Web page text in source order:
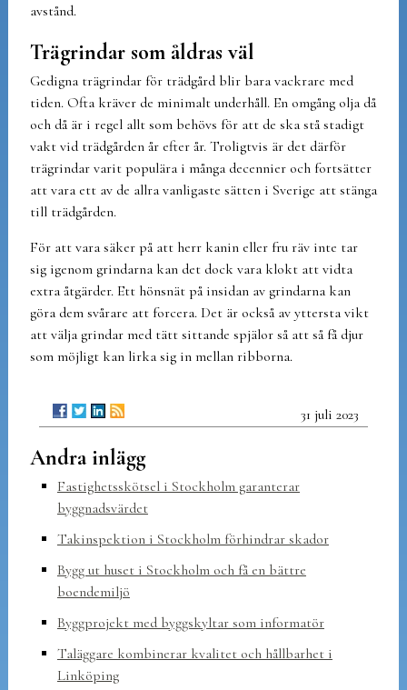
avstånd.
Trägrindar som åldras väl
Gedigna trägrindar för trädgård blir bara vackrare med
tiden. Ofta kräver de minimalt underhåll. En omgång olja då
och då är i regel allt som behövs för att de ska stå stadigt
vakt vid trädgården år efter år. Troligtvis är det därför
trägrindar varit populära i många decennier och fortsätter
att vara ett av de allra vanligaste sätten i Sverige att stänga
till trädgården.
För att vara säker på att herr kanin eller fru räv inte tar
sig igenom grindarna kan det dock vara klokt att vidta
extra åtgärder. Ett hönsnät på insidan av grindarna kan
göra dem svårare att forcera. Det är också av yttersta vikt
att välja grindar med tätt sittande spjälor så att så få djur
som möjligt kan lirka sig in mellan ribborna.
31 juli 2023
Andra inlägg
Fastighetsskötsel i Stockholm garanterar
byggnadsvärdet
Takinspektion i Stockholm förhindrar skador
Bygg ut huset i Stockholm och få en bättre
boendemiljö
Byggprojekt med byggskyltar som informatör
Taläggare kombinerar kvalitet och hållbarhet i
Linköping